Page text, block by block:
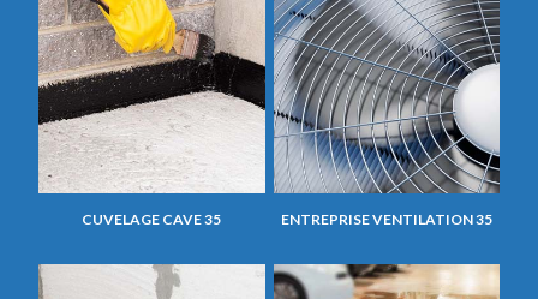
CUVELAGE CAVE 35 ENTREPRISE VENTILATION 35